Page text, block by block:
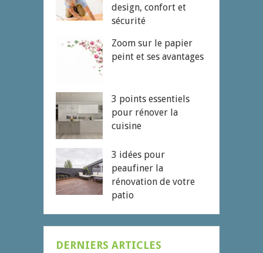
design, confort et
sécurité
Zoom sur le papier
peint et ses avantages
3 points essentiels
pour rénover la
cuisine
3 idées pour
peaufiner la
rénovation de votre
patio
DERNIERS ARTICLES